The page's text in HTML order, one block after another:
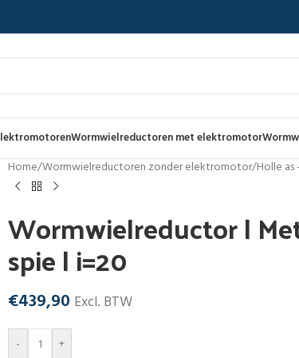
Wormwielreductoren met elektromotor
Home/Wormwielreductoren zonder elektromotor/Holle as
Wormwielreductor |
spie | i=20
€439,90 Excl. BTW
- +